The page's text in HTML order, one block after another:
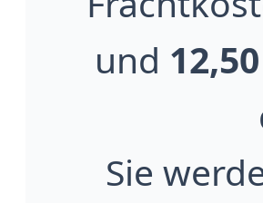
und
Sie